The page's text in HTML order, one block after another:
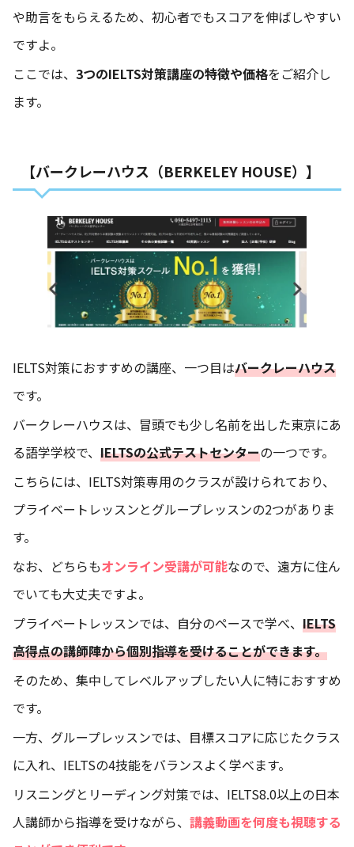
や助言をもらえるため、初心者でもスコアを伸ばしやすい
ですよ。
ここでは、 3つのIELTS対策講座の特徴や価格をご紹介し
ます。
【バークレーハウス（BERKELEY HOUSE）】
IELTS対策におすすめの講座、一つ目はバークレーハウス
です。
バークレーハウスは、冒頭でも少し名前を出した東京にあ
る語学学校で、 IELTSの公式テストセンターの一つです。
こちらには、IELTS対策専用のクラスが設けられており、
プライベートレッスンとグループレッスンの2つがありま
す。
なお、どちらもオンライン受講が可能なので、遠方に住ん
でいても大丈夫ですよ。
プライベートレッスンでは、自分のペースで学べ、 IELTS
高得点の講師陣から個別指導を受けることができます。
そのため、集中してレベルアップしたい人に特におすすめ
です。
一方、グループレッスンでは、目標スコアに応じたクラス
に入れ、IELTSの4技能をバランスよく学べます。
リスニングとリーディング対策では、IELTS8.0以上の日本
人講師から指導を受けながら、 講義動画を何度も視聴する